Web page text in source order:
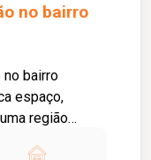
no bairro
no bairro
espaço,
região